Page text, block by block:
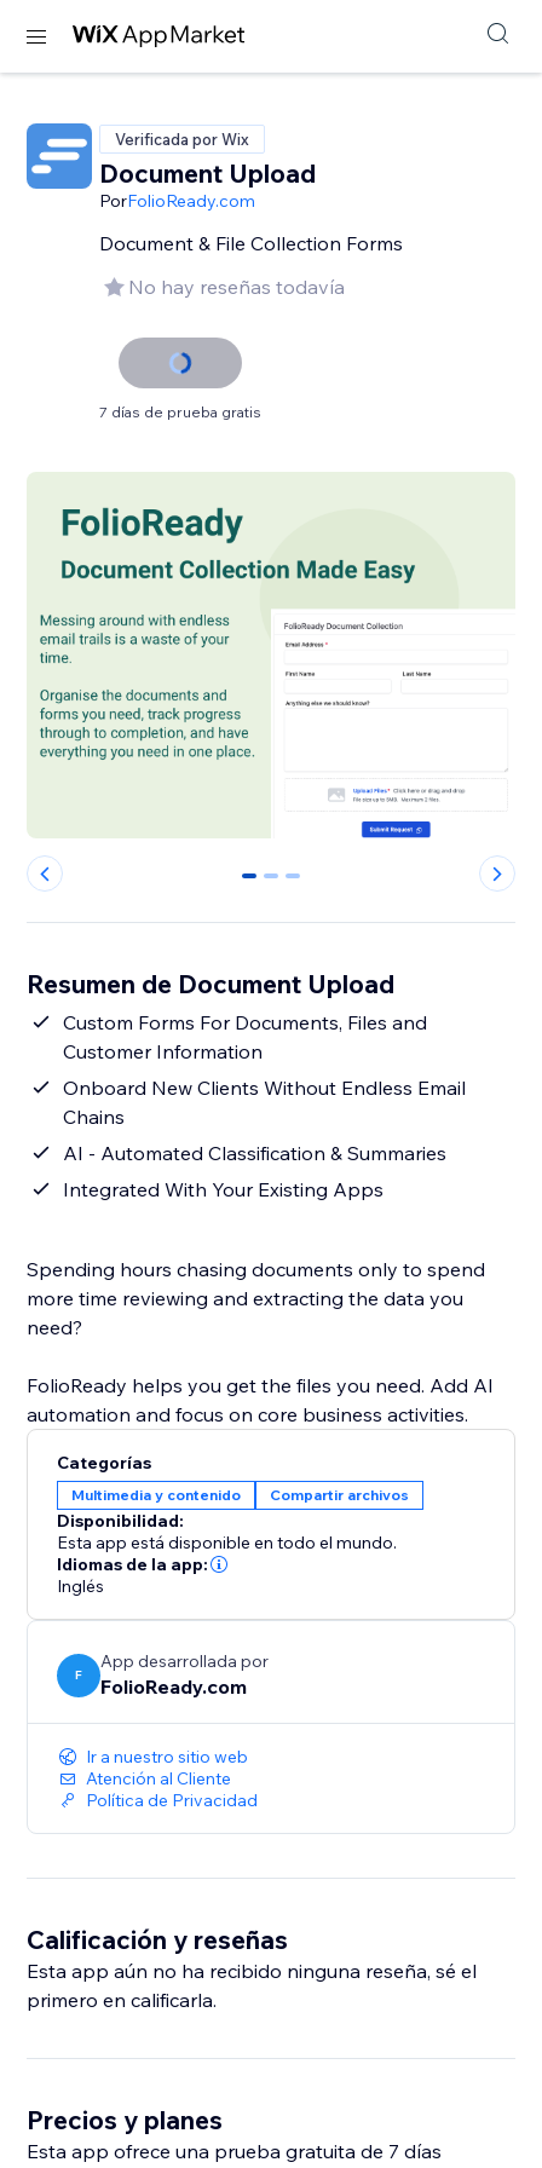
Verificada por Wix
Document Upload
PorFolioReady.com
Document & File Collection Forms
No hay reseñas todavía
7 días de prueba gratis
0 1 2
Resumen de Document Upload
Custom Forms For Documents, Files and
Customer Information
Onboard New Clients Without Endless Email
Chains
AI - Automated Classification & Summaries
Integrated With Your Existing Apps
Spending hours chasing documents only to spend
more time reviewing and extracting the data you
need?
FolioReady helps you get the files you need. Add AI
automation and focus on core business activities.
Categorías
Multimedia y contenido Compartir archivos
Disponibilidad:
Esta app está disponible en todo el mundo.
Idiomas de la app:
Inglés
F
App desarrollada por
FolioReady.com
Ir a nuestro sitio web
Atención al Cliente
Política de Privacidad
Calificación y reseñas
Esta app aún no ha recibido ninguna reseña, sé el
primero en calificarla.
Precios y planes
Esta app ofrece una prueba gratuita de 7 días